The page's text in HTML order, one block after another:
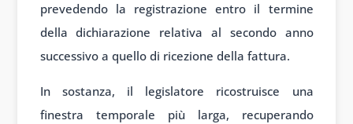
prevedendo la registrazione entro il termine
della dichiarazione relativa al secondo anno
successivo a quello di ricezione della fattura.
In sostanza, il legislatore ricostruisce una
finestra temporale più larga, recuperando